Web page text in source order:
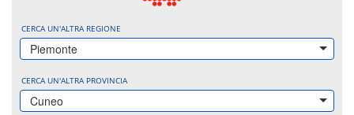
CERCA UN'ALTRA REGIONE
Piemonte
CERCA UN'ALTRA PROVINCIA
Cuneo